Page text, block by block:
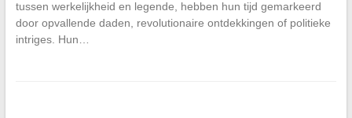
tussen werkelijkheid en legende, hebben hun tijd gemarkeerd
door opvallende daden, revolutionaire ontdekkingen of politieke
intriges. Hun…